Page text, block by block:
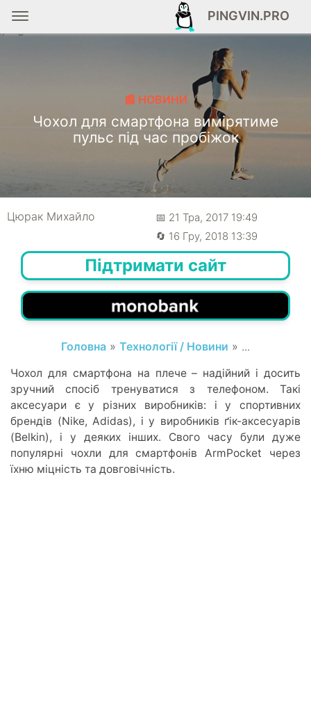
PINGVIN.PRO
📰 НОВИНИ
Чохол для смартфона вимірятиме
пульс під час пробіжок
Цюрак Михайло
📅 21 Тра, 2017 19:49
🔄 16 Гру, 2018 13:39
Підтримати сайт
Головна » Технології / Новини » ...
Чохол для смартфона на плече – надійний і досить
зручний спосіб тренуватися з телефоном. Такі
аксесуари є у різних виробників: і у спортивних
брендів (Nike, Adidas), і у виробників ґік-аксесуарів
(Belkin), і у деяких інших. Свого часу були дуже
популярні чохли для смартфонів ArmPocket через
їхню міцність та довговічність.